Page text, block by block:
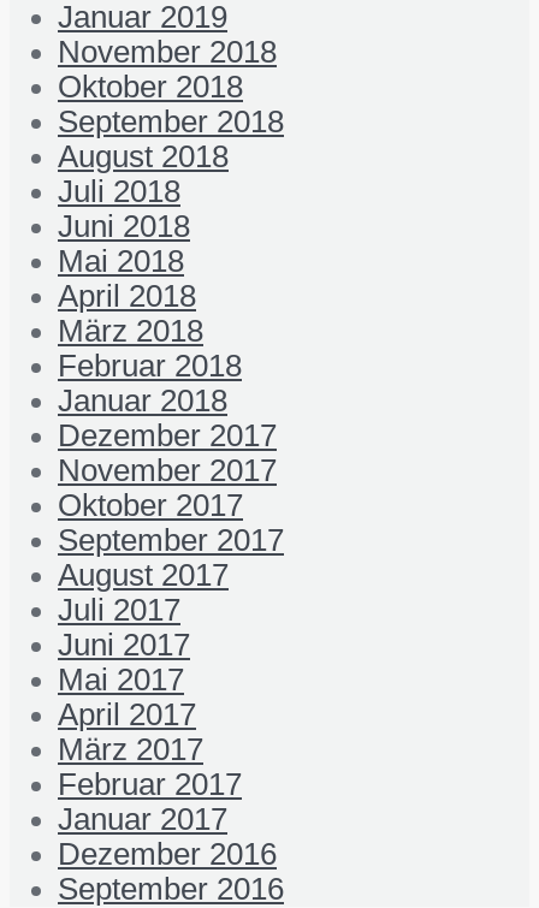
Januar 2019
November 2018
Oktober 2018
September 2018
August 2018
Juli 2018
Juni 2018
Mai 2018
April 2018
März 2018
Februar 2018
Januar 2018
Dezember 2017
November 2017
Oktober 2017
September 2017
August 2017
Juli 2017
Juni 2017
Mai 2017
April 2017
März 2017
Februar 2017
Januar 2017
Dezember 2016
September 2016